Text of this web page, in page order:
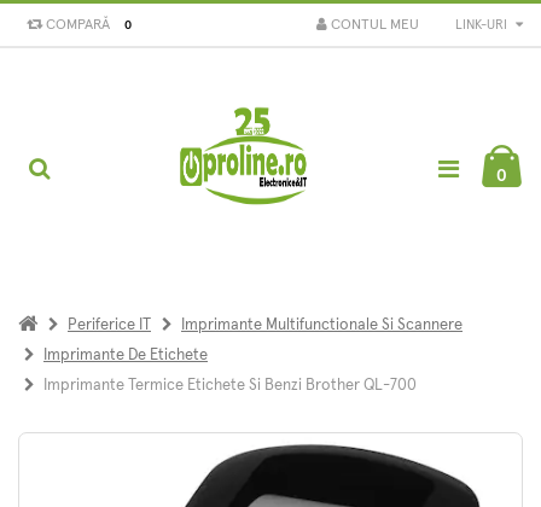
COMPARĂ 0 LINK-URI
CONTUL MEU
0
Periferice IT
Imprimante Multifunctionale Si Scannere
Imprimante De Etichete
Imprimante Termice Etichete Si Benzi Brother QL-700